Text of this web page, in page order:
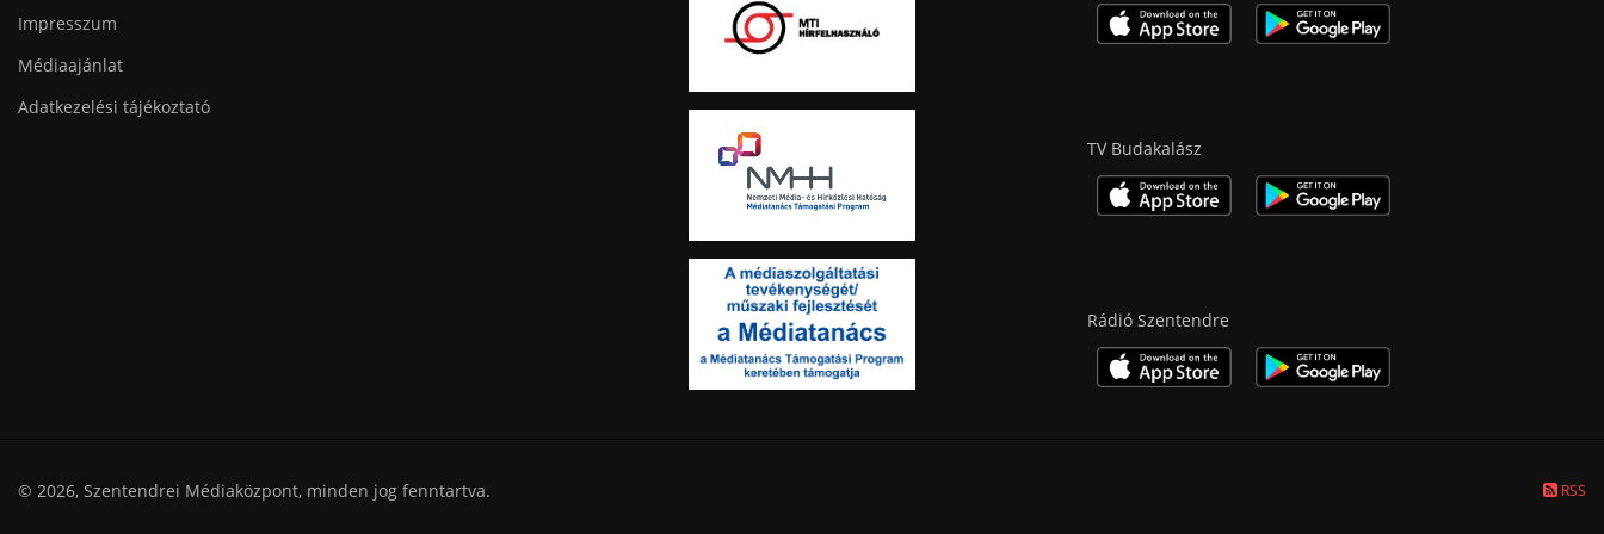
Impresszum
Médiaajánlat
Adatkezelési tájékoztató
TV Budakalász
Rádió Szentendre
© 2026, Szentendrei Médiaközpont, minden jog fenntartva. RSS